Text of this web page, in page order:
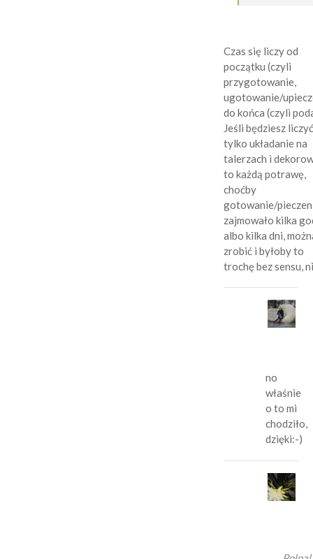
Czas się liczy od
początku (czyli
przygotowanie,
ugotowanie/
do końca (czyli
Jeśli będziesz liczyć
tylko układanie na
talerzach i
to każdą potrawę,
choćby
gotowanie/
zajmowało kilka
albo kilka dni,
zrobić i byłoby to
trochę bez sensu,
no
właśnie
o to mi
chodziło,
dzięki:-)